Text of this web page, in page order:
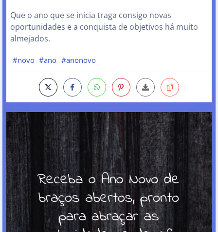
Que o ano que se inicia traga consigo novas
oportunidades e a conquista de objetivos há muito
almejados.
#novo #ano #anonovo